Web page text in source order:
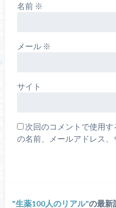
名前 ※
メール ※
サイト
次回のコメントで使用
の名前、メールアドレス、
生薬100人のリアル の最新